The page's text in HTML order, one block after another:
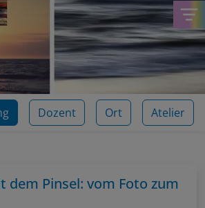
Dozent Ort Atelier
dem Pinsel: vom Foto zum